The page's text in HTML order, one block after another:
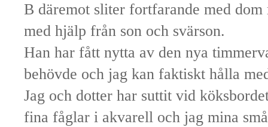
B däremot sliter fortfarande med dom
med hjälp från son och svärson.
Han har fått nytta av den nya
behövde och jag kan faktiskt hålla
Jag och dotter har suttit vid
fina fåglar i akvarell och jag mina